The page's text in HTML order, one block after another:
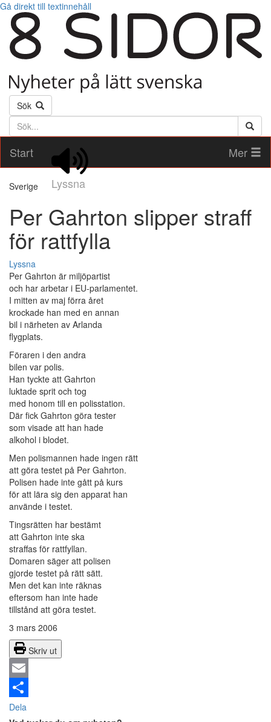
Gå direkt till textinnehåll
Sök
Söktext
Start
Lyssna
Mer
Sverige
Per Gahrton slipper straff
för rattfylla
Lyssna
Per Gahrton är miljöpartist
och har arbetar i EU-parlamentet.
I mitten av maj förra året
krockade han med en annan
bil i närheten av Arlanda
flygplats.
Föraren i den andra
bilen var polis.
Han tyckte att Gahrton
luktade sprit och tog
med honom till en polisstation.
Där fick Gahrton göra tester
som visade att han hade
alkohol i blodet.
Men polismannen hade ingen rätt
att göra testet på Per Gahrton.
Polisen hade inte gått på kurs
för att lära sig den apparat han
använde i testet.
Tingsrätten har bestämt
att Gahrton inte ska
straffas för rattfyllan.
Domaren säger att polisen
gjorde testet på rätt sätt.
Men det kan inte räknas
eftersom han inte hade
tillstånd att göra testet.
3 mars 2006
Skriv ut
Email
Dela